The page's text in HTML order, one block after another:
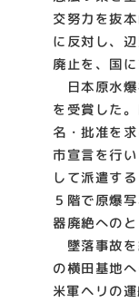
交努力を抜
に反対し、
廃止を、国に
日本原水爆
を受賞した
名・批准を
市宣言を行
して派遣す
５階で原爆
器廃絶への
墜落事故を
の横田基地
米軍ヘリの